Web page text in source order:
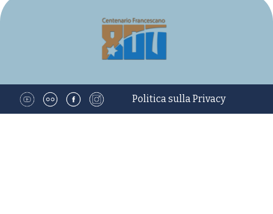
Politica sulla Privacy